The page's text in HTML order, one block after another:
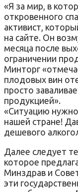
«Я за мир, в
откровенного
активист,
на сайте. Он
месяца после
ограничении
Минторг
плодовых вин
просто
продукцией».
«Ситуацию
нашей стране!
дешевого
Далее следует
которое
Минздрав и
эти